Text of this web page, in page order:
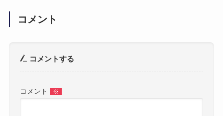
コメント
コメントする
コメント ※